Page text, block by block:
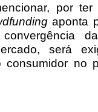
por
aponta
será
consumidor no